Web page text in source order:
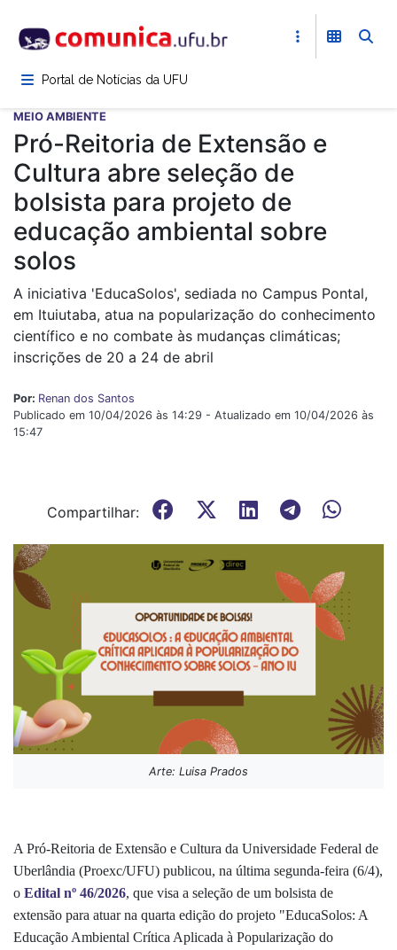
para
conteúdoPortal de Notícias da UFU
MEIO AMBIENTE
Pró-Reitoria de Extensão e
Cultura abre seleção de
bolsista para projeto de
educação ambiental sobre
solos
A iniciativa 'EducaSolos', sediada no Campus Pontal,
em Ituiutaba, atua na popularização do conhecimento
científico e no combate às mudanças climáticas;
inscrições de 20 a 24 de abril
Por: Renan dos Santos
Publicado em 10/04/2026 às 14:29 - Atualizado em 10/04/2026 às
15:47
Compartilhar:
Arte: Luisa Prados
A Pró-Reitoria de Extensão e Cultura da Universidade Federal de
Uberlândia (Proexc/UFU) publicou, na última segunda-feira (6/4),
o Edital nº 46/2026, que visa a seleção de um bolsista de
extensão para atuar na quarta edição do projeto "EducaSolos: A
Educação Ambiental Crítica Aplicada à Popularização do